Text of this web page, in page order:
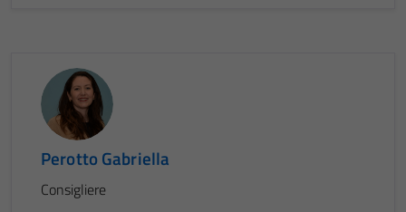
Perotto Gabriella
Consigliere